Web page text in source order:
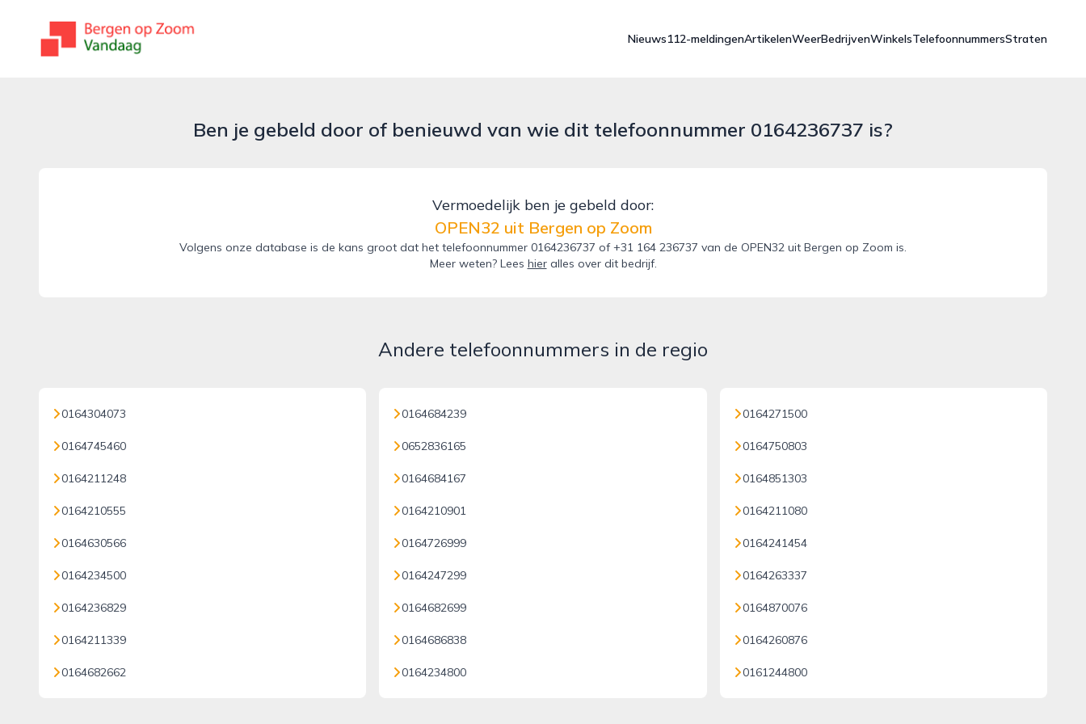
bergenopzoomvandaag.nl
Nieuws112-meldingenArtikelenWeerBedrijvenWinkelsTelefoonnummersStraten
Ben je gebeld door of benieuwd van wie dit telefoonnummer 0164236737 is?
Vermoedelijk ben je gebeld door:
OPEN32 uit Bergen op Zoom
Volgens onze database is de kans groot dat het telefoonnummer 0164236737 of +31 164 236737 van de OPEN32 uit Bergen op Zoom is.
Meer weten? Lees hieralles over dit bedrijf.
Andere telefoonnummers in de regio
0164304073
0164745460
0164211248
0164210555
0164630566
0164234500
0164236829
0164211339
0164682662
0164684239
0652836165
0164684167
0164210901
0164726999
0164247299
0164682699
0164686838
0164234800
0164271500
0164750803
0164851303
0164211080
0164241454
0164263337
0164870076
0164260876
0161244800